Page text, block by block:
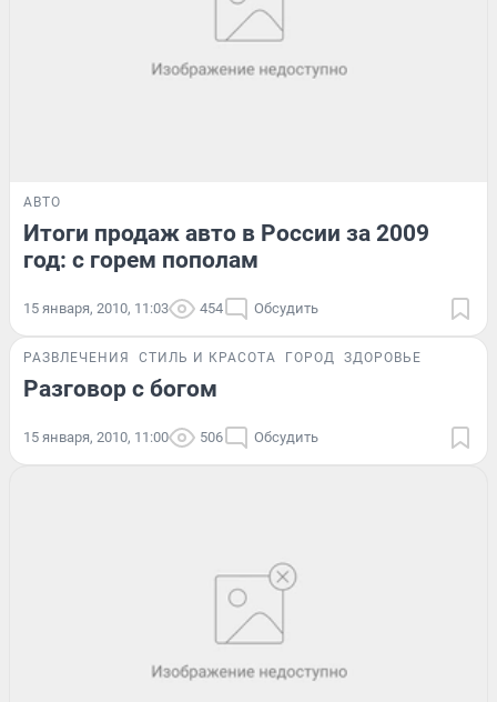
АВТО
Итоги продаж авто в России за 2009
год: с горем пополам
15 января, 2010, 11:03 454 Обсудить
РАЗВЛЕЧЕНИЯ СТИЛЬ И КРАСОТА ГОРОД ЗДОРОВЬЕ
Разговор с богом
15 января, 2010, 11:00 506 Обсудить